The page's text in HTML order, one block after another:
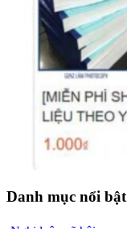
Danh mục nổi bật